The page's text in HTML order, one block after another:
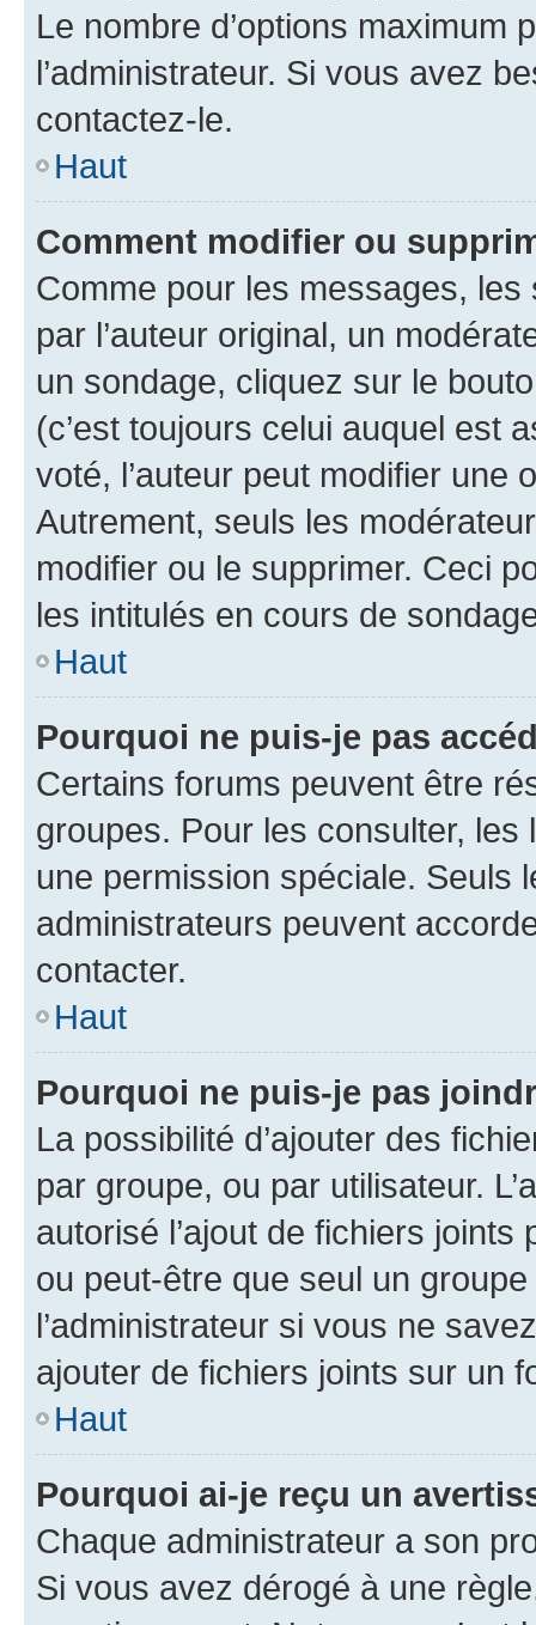
Le nombre d’options maximum
l’administrateur. Si vous avez
contactez-le.
Haut
Comment modifier ou
Comme pour les messages,
par l’auteur original, un
un sondage, cliquez sur le
(c’est toujours celui auquel est
voté, l’auteur peut modifier une
Autrement, seuls les
modifier ou le supprimer. Ceci
les intitulés en cours de
Haut
Pourquoi ne puis-je pas
Certains forums peuvent être
groupes. Pour les consulter,
une permission spéciale. Seuls
administrateurs peuvent
contacter.
Haut
Pourquoi ne puis-je pas
La possibilité d’ajouter des
par groupe, ou par utilisateur.
autorisé l’ajout de fichiers
ou peut-être que seul un
l’administrateur si vous ne
ajouter de fichiers joints sur un
Haut
Pourquoi ai-je reçu un
Chaque administrateur a son
Si vous avez dérogé à une